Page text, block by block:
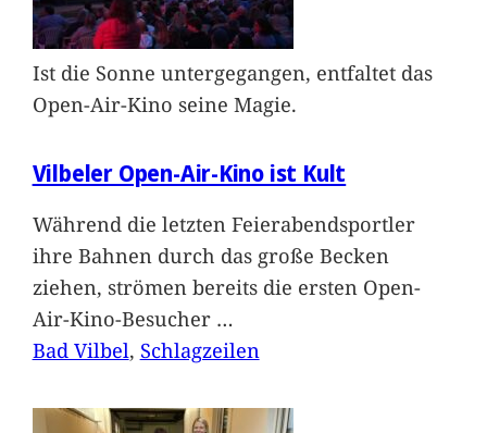
Ist die Sonne untergegangen, entfaltet das
Open-Air-Kino seine Magie.
Vilbeler Open-Air-Kino ist Kult
Während die letzten Feierabendsportler
ihre Bahnen durch das große Becken
ziehen, strömen bereits die ersten Open-
Air-Kino-Besucher …
Bad Vilbel, Schlagzeilen